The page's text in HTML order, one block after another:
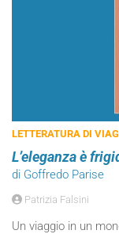
LETTERATURA DI
L’eleganza è
di Goffredo Parise
Patrizia Falsini
Un viaggio in un